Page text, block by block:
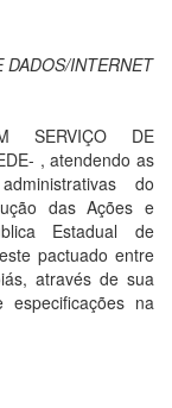
DADOS/INTERNET
SERVIÇO DE
, atendendo as
do
das Ações e
Estadual de
pactuado entre
através de sua
especificações na